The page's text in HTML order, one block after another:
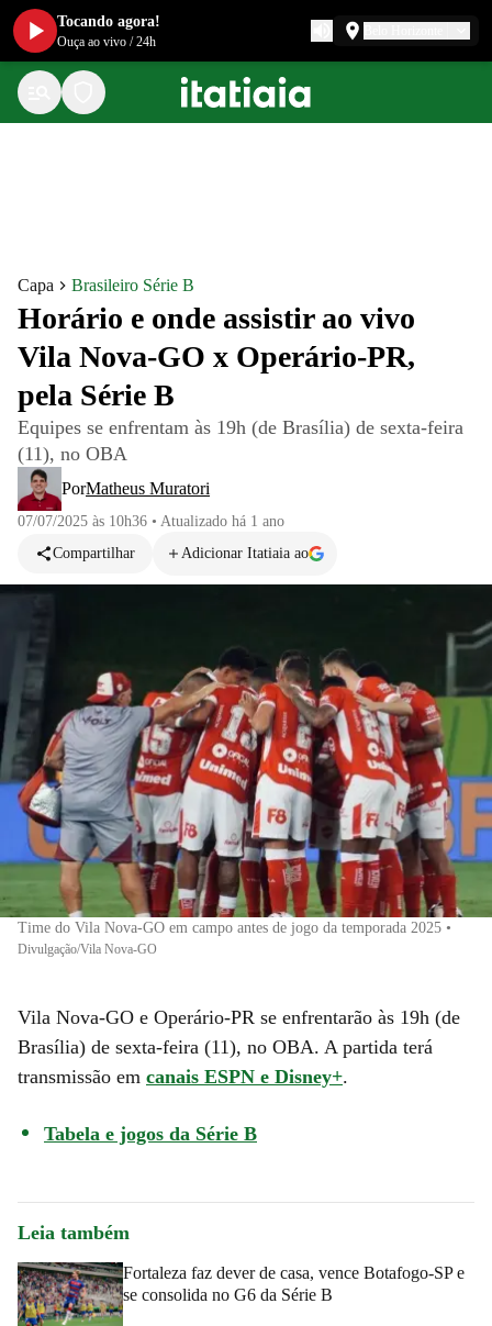
Capa Brasileiro Série B
Horário e onde assistir ao vivo
Vila Nova-GO x Operário-PR,
pela Série B
Equipes se enfrentam às 19h (de Brasília) de sexta-feira
(11), no OBA
PorMatheus Muratori
07/07/2025 às 10h36 • Atualizado há 1 ano
Compartilhar
Adicionar Itatiaia ao
Time do Vila Nova-GO em campo antes de jogo da temporada 2025 •
Divulgação/Vila Nova-GO
Vila Nova-GO e Operário-PR se enfrentarão às 19h (de
Brasília) de sexta-feira (11), no OBA. A partida terá
transmissão em canais ESPN e Disney+.
Tabela e jogos da Série B
Leia também
Fortaleza faz dever de casa, vence Botafogo-SP e
se consolida no G6 da Série B
Tocando agora!
Ouça ao vivo /24h